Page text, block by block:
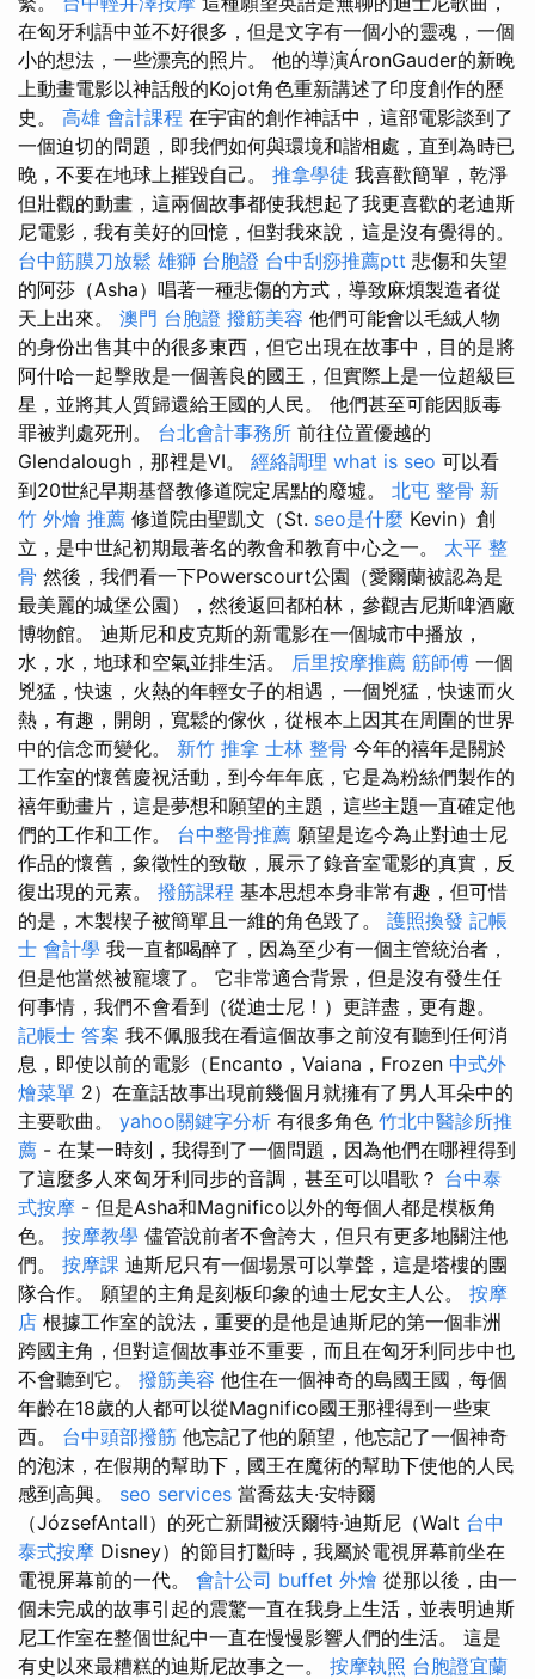
在匈牙利語中並不好很多，但是文字有一個小的靈魂，一個
小的想法，一些漂亮的照片。 他的導演ÁronGauder的新晚
上動畫電影以神話般的Kojot角色重新講述了印度創作的歷
史。 高雄 會計課程 在宇宙的創作神話中，這部電影談到了
一個迫切的問題，即我們如何與環境和諧相處，直到為時已
晚，不要在地球上摧毀自己。 推拿學徒 我喜歡簡單，乾淨
但壯觀的動畫，這兩個故事都使我想起了我更喜歡的老迪斯
尼電影，我有美好的回憶，但對我來說，這是沒有覺得的。
台中筋膜刀放鬆 雄獅 台胞證 台中刮痧推薦ptt 悲傷和失望
的阿莎（Asha）唱著一種悲傷的方式，導致麻煩製造者從
天上出來。 澳門 台胞證 撥筋美容 他們可能會以毛絨人物
的身份出售其中的很多東西，但它出現在故事​​中，目的是將
阿什哈一起擊敗是一個善良的國王，但實際上是一位超級巨
星，並​​將其人質歸還給王國的人民。 他們甚至可能因販毒
罪被判處死刑。 台北會計事務所 前往位置優越的
Glendalough，那裡是VI。 經絡調理 what is seo 可以看
到20世紀早期基督教修道院定居點的廢墟。 北屯 整骨 新
竹 外燴 推薦 修道院由聖凱文（St. seo是什麼 Kevin）創
立，是中世紀初期最著名的教會和教育中心之一。 太平 整
骨 然後，我們看一下Powerscourt公園（愛爾蘭被認為是
最美麗的城堡公園），然後返回都柏林，參觀吉尼斯啤酒廠
博物館。 迪斯尼和皮克斯的新電影在一個城市中播放，
水，水，地球和空氣並排生活。 后里按摩推薦 筋師傅 一個
兇猛，快速，火熱的年輕女子的相遇，一個兇猛，快速而火
熱，有趣，開朗，寬鬆的傢伙，從根本上因其在周圍的世界
中的信念而變化。 新竹 推拿 士林 整骨 今年的禧年是關於
工作室的懷舊慶祝活動，到今年年底，它是為粉絲們製作的
禧年動畫片，這是夢想和願望的主題，這些主題一直確定他
們的工作和工作。 台中整骨推薦 願望是迄今為止對迪士尼
作品的懷舊，象徵性的致敬，展示了錄音室電影的真實，反
復出現的元素。 撥筋課程 基本思想本身非常有趣，但可惜
的是，木製楔子被簡單且一維的角色毀了。 護照換發 記帳
士 會計學 我一直都喝醉了，因為至少有一個主管統治者，
但是他當然被寵壞了。 它非常適合背景，但是沒有發生任
何事情，我們不會看到（從迪士尼！）更詳盡，更有趣。
記帳士 答案 我不佩服我在看這個故事之前沒有聽到任何消
息，即使以前的電影（Encanto，Vaiana，Frozen 中式外
燴菜單 2）在童話故事出現前幾個月就擁有了男人耳朵中的
主要歌曲。 yahoo關鍵字分析 有很多角色 竹北中醫診所推
薦 - 在某一時刻，我得到了一個問題，因為他們在哪裡得到
了這麼多人來匈牙利同步的音調，甚至可以唱歌？ 台中泰
式按摩 - 但是Asha和Magnifico以外的每個人都是模板角
色。 按摩教學 儘管說前者不會誇大，但只有更多地關注他
們。 按摩課 迪斯尼只有一個場景可以掌聲，這是塔樓的團
隊合作。 願望的主角是刻板印象的迪士尼女主人公。 按摩
店 根據工作室的說法，重要的是他是迪斯尼的第一個非洲
跨國主角，但對這個故事並不重要，而且在匈牙利同步中也
不會聽到它。 撥筋美容 他住在一個神奇的島國王國，每個
年齡在18歲的人都可以從Magnifico國王那裡得到一些東
西。 台中頭部撥筋 他忘記了他的願望，他忘記了一個神奇
的泡沫，在假期的幫助下，國王在魔術的幫助下使他的人民
感到高興。 seo services 當喬茲夫·安特爾
（JózsefAntall）的死亡新聞被沃爾特·迪斯尼（Walt 台中
泰式按摩 Disney）的節目打斷時，我屬於電視屏幕前坐在
電視屏幕前的一代。 會計公司 buffet 外燴 從那以後，由一
個未完成的故事引起的震驚一直在我身上生活，並表明迪斯
尼工作室在整個世紀中一直在慢慢影響人們的生活。 這是
有史以來最糟糕的迪斯尼故事之一。 按摩執照 台胞證宜蘭